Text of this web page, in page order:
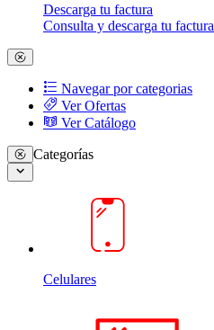
Descarga tu factura
Consulta y descarga tu factura
Navegar por categorias
Ver Ofertas
Ver Catálogo
Categorías
Celulares